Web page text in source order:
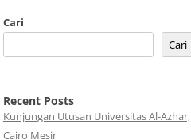
Cari
Cari
Recent Posts
Kunjungan Utusan Universitas Al-Azhar,
Cairo Mesir